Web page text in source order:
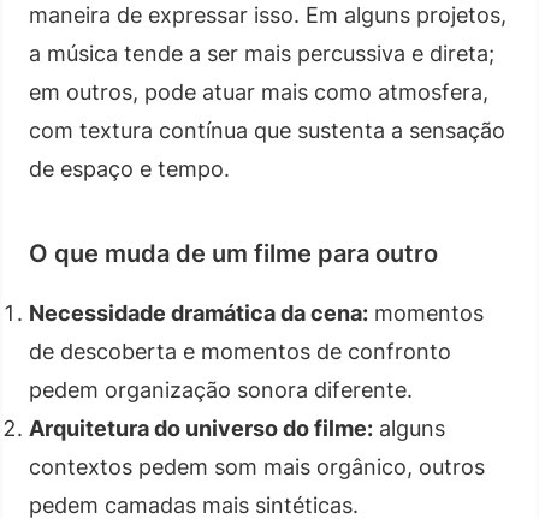
maneira de expressar isso. Em alguns projetos,
a música tende a ser mais percussiva e direta;
em outros, pode atuar mais como atmosfera,
com textura contínua que sustenta a sensação
de espaço e tempo.
O que muda de um filme para outro
Necessidade dramática da cena: momentos
de descoberta e momentos de confronto
pedem organização sonora diferente.
Arquitetura do universo do filme: alguns
contextos pedem som mais orgânico, outros
pedem camadas mais sintéticas.